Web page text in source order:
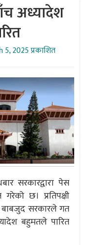
अध्यादेश
5, 2025 प्रकाशित
सरकारद्वारा पेस
छ। प्रतिपक्षी
सरकारले गत
बहुमतले पारित